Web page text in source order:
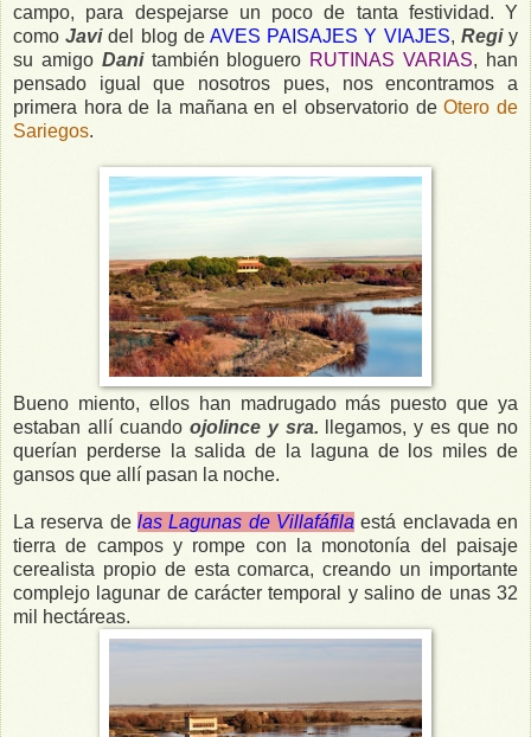
campo, para despejarse un poco de tanta festividad. Y
comoJavi del blog deAVES PAISAJES Y VIAJES, Regiy
su amigo Dani también bloguero RUTINAS VARIAS, han
pensado igual que nosotros pues, nos encontramos a
primera hora de la mañana en el observatorio deOtero de
Sariegos.
Bueno miento, ellos han madrugado más puesto que ya
estaban allí cuando ojolince y sra. llegamos, y es que no
querían perderse la salida de la laguna de los miles de
gansos que allí pasan la noche.
La reserva de las Lagunas de Villafáfila está enclavada en
tierra de campos y rompe con la monotonía del paisaje
cerealista propio de esta comarca, creando un importante
complejo lagunar de carácter temporal y salino de unas 32
mil hectáreas.